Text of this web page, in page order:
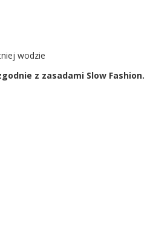
wodzie
z zasadami Slow Fashion.